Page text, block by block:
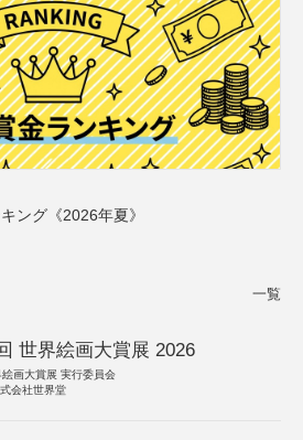
ング《2026年夏》
一覧
世界絵画大賞展 2026
絵画大賞展 実行委員会
会社世界堂